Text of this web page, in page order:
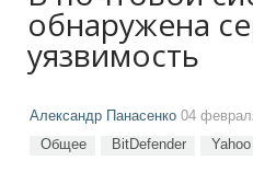
обнаружена
уязвимость
Александр Панасенко 04
Общее BitDefender Yahoo